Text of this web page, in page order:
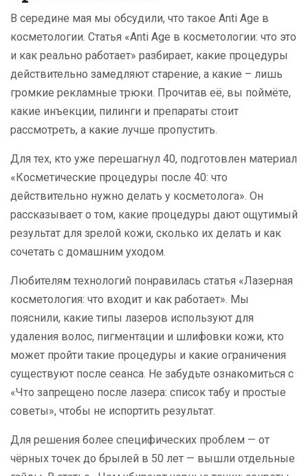
В середине мая мы обсудили, что такое Anti Age в
косметологии. Статья «Anti Age в косметологии: что это
и как реально работает» разбирает, какие процедуры
действительно замедляют старение, а какие – лишь
громкие рекламные трюки. Прочитав её, вы поймёте,
какие инъекции, пилинги и препараты стоит
рассмотреть, а какие лучше пропустить.
Для тех, кто уже перешагнул 40, подготовлен материал
«Косметические процедуры после 40: что
действительно нужно делать у косметолога». Он
рассказывает о том, какие процедуры дают ощутимый
результат для зрелой кожи, сколько их делать и как
сочетать с домашним уходом.
Любителям технологий понравилась статья «Лазерная
косметология: что входит и как работает». Мы
пояснили, какие типы лазеров используют для
удаления волос, пигментации и шлифовки кожи, кто
может пройти такие процедуры и какие ограничения
существуют после сеанса. Не забудьте ознакомиться с
«Что запрещено после лазера: список табу и простые
советы», чтобы не испортить результат.
Для решения более специфических проблем — от
чёрных точек до брылей в 50 лет — вышли отдельные